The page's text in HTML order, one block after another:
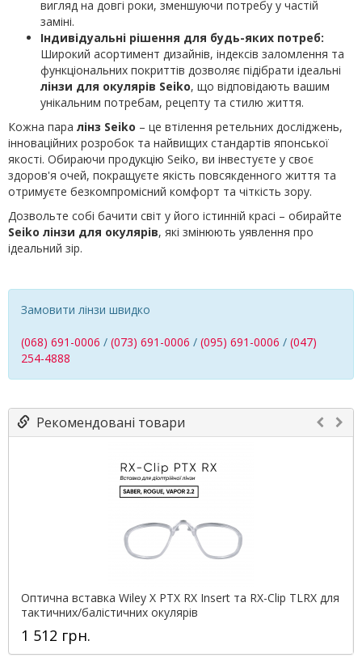
вигляд на довгі роки, зменшуючи потребу у частій
заміні.
Індивідуальні рішення для будь-яких потреб:
Широкий асортимент дизайнів, індексів заломлення та
функціональних покриттів дозволяє підібрати ідеальні
лінзи для окулярів Seiko, що відповідають вашим
унікальним потребам, рецепту та стилю життя.
Кожна пара лінз Seiko – це втілення ретельних досліджень,
інноваційних розробок та найвищих стандартів японської
якості. Обираючи продукцію Seiko, ви інвестуєте у своє
здоров'я очей, покращуєте якість повсякденного життя та
отримуєте безкомпромісний комфорт та чіткість зору.
Дозвольте собі бачити світ у його істинній красі – обирайте
Seiko лінзи для окулярів, які змінюють уявлення про
ідеальний зір.
Замовити лінзи швидко
(068) 691-0006 / (073) 691-0006 / (095) 691-0006 / (047)
254-4888
Рекомендовані товари
Оптична вставка Wiley X PTX RX Insert та RX-Clip TLRX для
тактичних/балістичних окулярів
1 512 грн.